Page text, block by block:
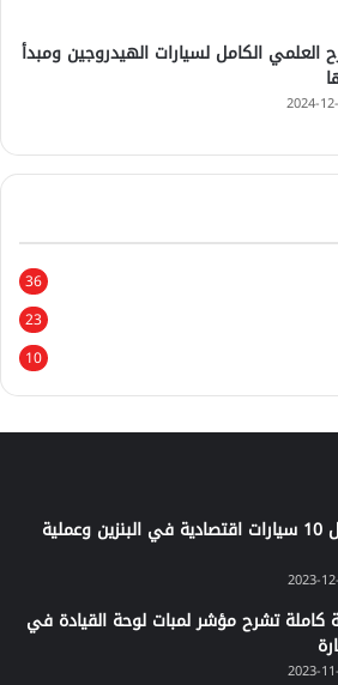
العلمي الكامل لسيارات الهيدروجين ومبدأ
2024-
36
23
10
افضل 10 سيارات اقتصادية في البنزين وعملية
2023-
كاملة تشرح مؤشر لمبات لوحة القيادة في
2023-